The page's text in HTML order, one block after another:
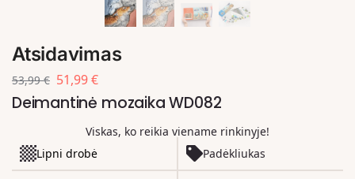
Atsidavimas
53,99€ 51,99€
Deimantinė mozaika WD082
Viskas, ko reikia viename rinkinyje!
Lipni drobė
Padėkliukas